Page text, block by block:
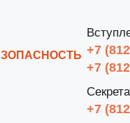
+7
+7
+7